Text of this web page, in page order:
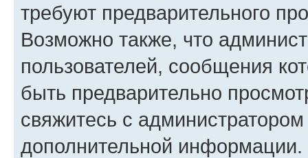
требуют предварительного
Возможно также, что
пользователей, сообщения
быть предварительно
свяжитесь с
дополнительной информации.